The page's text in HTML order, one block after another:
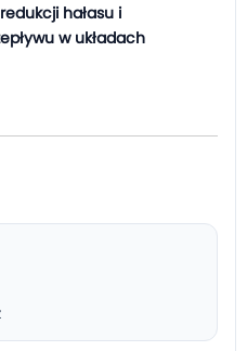
hałasu i
w układach